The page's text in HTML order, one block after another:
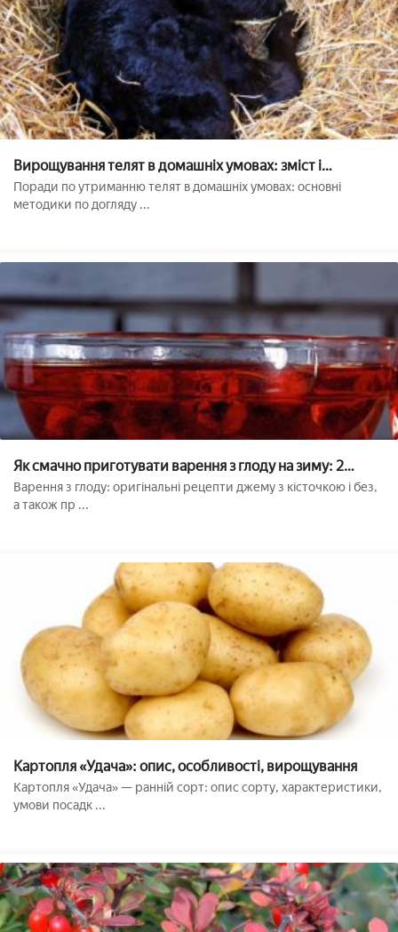
Вирощування телят в домашніх умовах: зміст і
годування
Поради по утриманню телят в домашніх умовах: основні
методики по догляду ...
Як смачно приготувати варення з глоду на зиму: 2
простих оригінальних рецепта (з кісточками і без)
Варення з глоду: оригінальні рецепти джему з кісточкою і без,
а також пр ...
Картопля «Удача»: опис, особливості, вирощування
Картопля «Удача» — ранній сорт: опис сорту, характеристики,
умови посадк ...